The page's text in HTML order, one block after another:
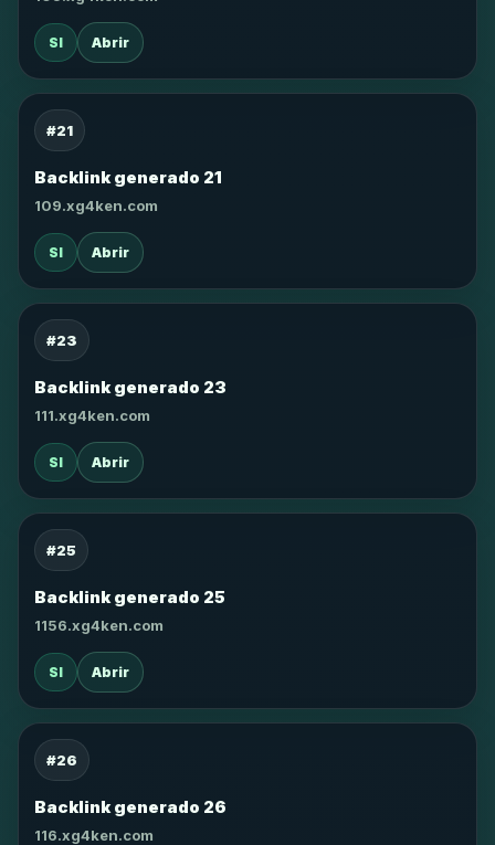
SI Abrir
#21
Backlink generado 21
109.xg4ken.com
SI Abrir
#23
Backlink generado 23
111.xg4ken.com
SI Abrir
#25
Backlink generado 25
1156.xg4ken.com
SI Abrir
#26
Backlink generado 26
116.xg4ken.com